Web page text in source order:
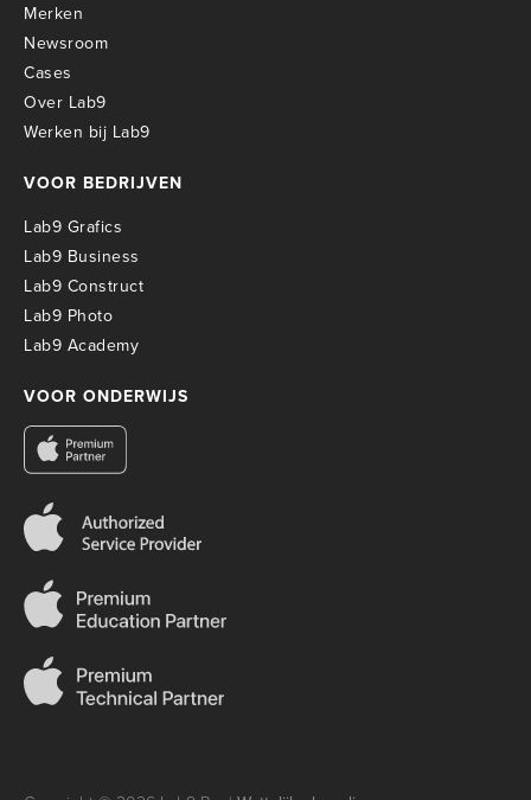
Merken
Newsroom
Cases
Over Lab9
Werken bij Lab9
VOOR BEDRIJVEN
Lab9 Grafics
Lab9 Business
Lab9 Construct
Lab9 Photo
Lab9 Academy
VOOR ONDERWIJS